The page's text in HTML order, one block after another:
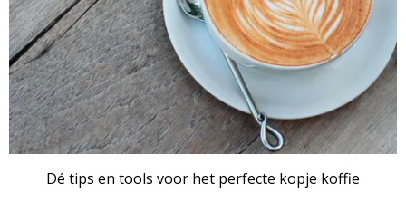
Dé tips en tools voor het perfecte kopje koffie